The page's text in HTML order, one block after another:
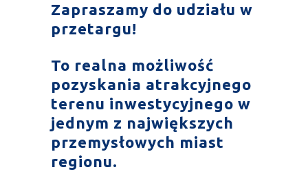
Zapraszamy do udziału w
przetargu!
To realna możliwość
pozyskania atrakcyjnego
terenu inwestycyjnego w
jednym z największych
przemysłowych miast
regionu.